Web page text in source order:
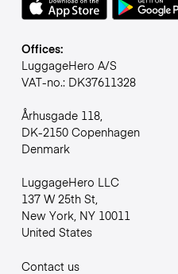
Offices:
LuggageHero A/S
VAT-no.: DK37611328
Århusgade 118,
DK-2150 Copenhagen
Denmark
LuggageHero LLC
137 W 25th St,
New York, NY 10011
United States
Contact us